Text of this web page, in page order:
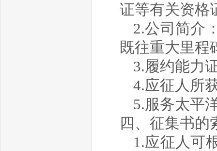
证等有关资格
2.公司简介
既往重大里程
3.履约能力
4.应征人所
5.服务太平
四、征集书的
1.应征人可